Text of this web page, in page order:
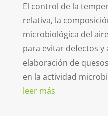
El control de la
relativa, la
microbiológica del
para evitar defectos y
elaboración de
en la actividad
leer más